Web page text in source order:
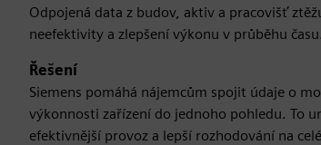
Odpojená data z budov, aktiv a pracovišť
neefektivity a zlepšení výkonu v průběhu času.
Řešení
Siemens pomáhá nájemcům spojit údaje o
výkonnosti zařízení do jednoho pohledu. To
efektivnější provoz a lepší rozhodování na